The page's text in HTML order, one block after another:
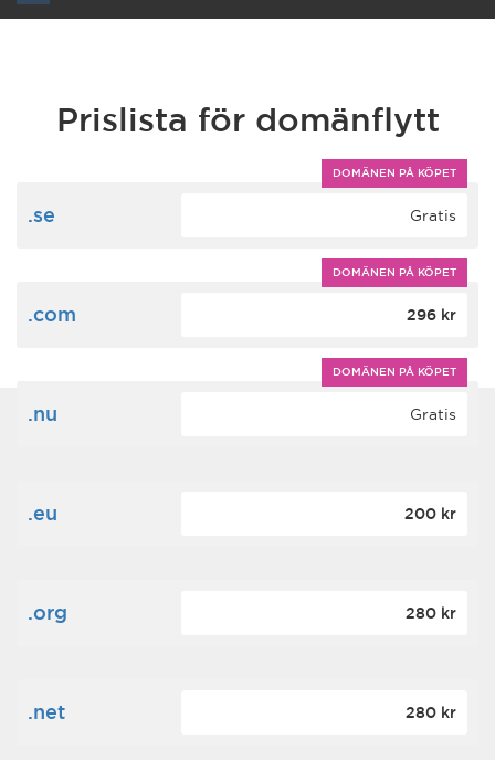
Prislista för domänflytt
DOMÄNEN PÅ KÖPET
.se Gratis
DOMÄNEN PÅ KÖPET
.com 296 kr
DOMÄNEN PÅ KÖPET
.nu Gratis
.eu 200 kr
.org 280 kr
.net 280 kr